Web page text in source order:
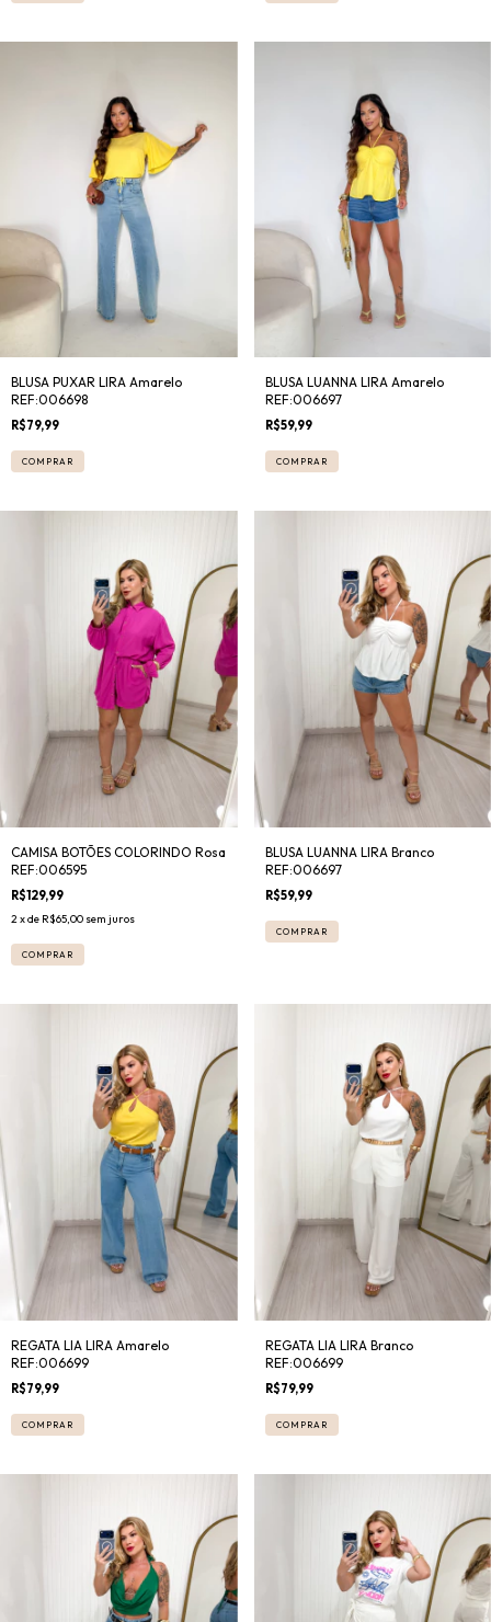
BLUSA PUXAR LIRA Amarelo
REF:006698
R$79,99
COMPRAR
BLUSA LUANNA LIRA Amarelo
REF:006697
R$59,99
COMPRAR
CAMISA BOTÕES COLORINDO Rosa
REF:006595
R$129,99
2x de R$65,00 sem juros
COMPRAR
BLUSA LUANNA LIRA Branco
REF:006697
R$59,99
COMPRAR
REGATA LIA LIRA Amarelo
REF:006699
R$79,99
COMPRAR
REGATA LIA LIRA Branco
REF:006699
R$79,99
COMPRAR